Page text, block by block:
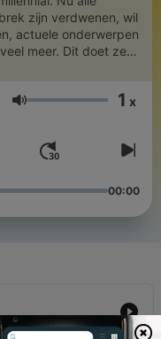
zijn verdwenen, wil
actuele onderwerpen
meer. Dit doet ze
Groningen. Je kan
Volume 1 x
00:00